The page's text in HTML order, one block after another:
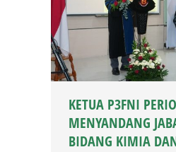
KETUA P3FNI
MENYANDANG
BIDANG KIMIA